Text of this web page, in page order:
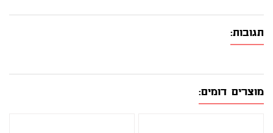
תגובות:
מוצרים דומים: